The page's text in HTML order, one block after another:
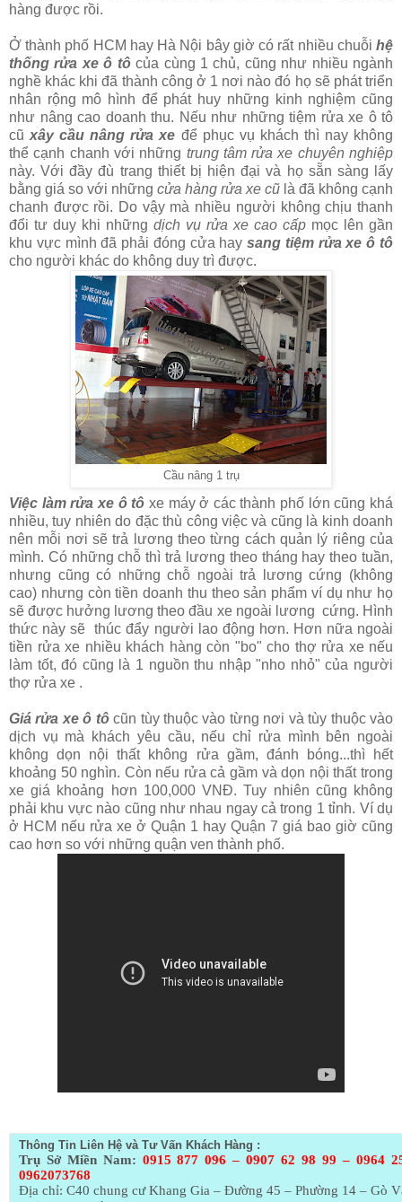
hàng được rồi.
Ở thành phố HCM hay Hà Nội bây giờ có rất nhiều chuỗi hệ
thống rửa xe ô tôcủa cùng 1 chủ, cũng như nhiều ngành
nghề khác khi đã thành công ở 1 nơi nào đó họ sẽ phát triển
nhân rộng mô hình để phát huy những kinh nghiệm cũng
như nâng cao doanh thu. Nếu như những tiệm rửa xe ô tô
cũxây cầu nâng rửa xe để phục vụ khách thì nay không
thể cạnh chanh với những trung tâm rửa xe chuyên nghiệp
này. Với đầy đù trang thiết bị hiện đại và họ sẵn sàng lấy
bằng giá so với những cửa hàng rửa xe cũ là đã không cạnh
chanh được rồi. Do vậy mà nhiều người không chịu thanh
đổi tư duy khi những dịch vụ rửa xe cao cấp mọc lên gần
khu vực mình đã phải đóng cửa haysang tiệm rửa xe ô tô
cho người khác do không duy trì được.
Cầu nâng 1 trụ
Việc làm rửa xe ô tô xe máy ở các thành phố lớn cũng khá
nhiều, tuy nhiên do đặc thù công việc và cũng là kinh doanh
nên mỗi nơi sẽ trả lương theo từng cách quản lý riêng của
mình. Có những chỗ thì trả lương theo tháng hay theo tuần,
nhưng cũng có những chỗ ngoài trả lương cứng (không
cao) nhưng còn tiền doanh thu theo sản phẩm ví dụ như họ
sẽ được hưởng lương theo đầu xe ngoài lương cứng. Hình
thức này sẽ thúc đẩy người lao động hơn. Hơn nữa ngoài
tiền rửa xe nhiều khách hàng còn "bo" cho thợ rửa xe nếu
làm tốt, đó cũng là 1 nguồn thu nhập "nho nhỏ" của người
thợ rửa xe .
Giá rửa xe ô tôcũn tùy thuộc vào từng nơi và tùy thuộc vào
dịch vụ mà khách yêu cầu, nếu chỉ rửa mình bên ngoài
không dọn nội thất không rửa gầm, đánh bóng...thì hết
khoảng 50 nghìn. Còn nếu rửa cả gầm và dọn nội thất trong
xe giá khoảng hơn 100,000 VNĐ. Tuy nhiên cũng không
phải khu vực nào cũng như nhau ngay cả trong 1 tỉnh. Ví dụ
ở HCM nếu rửa xe ở Quận 1 hay Quận 7 giá bao giờ cũng
cao hơn so với những quận ven thành phố.
Thông Tin Liên Hệ và Tư Vấn Khách Hàng :
Trụ Sở Miền Nam: 0915 877 096 – 0907 62 98 99 – 0964
0962073768
Địa chỉ: C40 chung cư Khang Gia – Đường 45 – Phường 14 – Gò